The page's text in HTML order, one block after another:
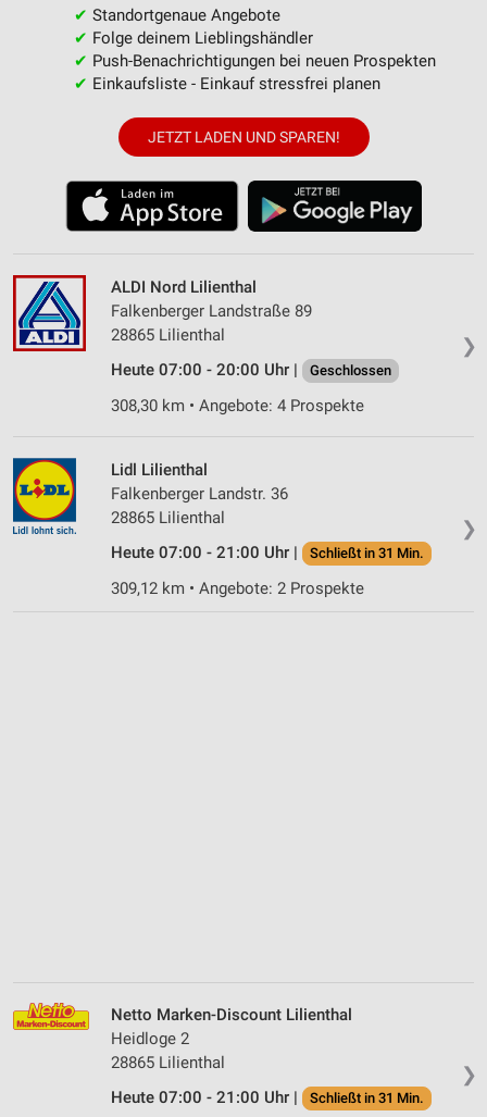
✔ Standortgenaue Angebote
✔ Folge deinem Lieblingshändler
✔ Push-Benachrichtigungen bei neuen Prospekten
✔ Einkaufsliste - Einkauf stressfrei planen
JETZT LADEN UND SPAREN!
❯
ALDI Nord Lilienthal
Falkenberger Landstraße 89
28865 Lilienthal
Heute 07:00 - 20:00 Uhr |
Geschlossen
308,30 km • Angebote: 4 Prospekte
❯
Lidl Lilienthal
Falkenberger Landstr. 36
28865 Lilienthal
Heute 07:00 - 21:00 Uhr |
Schließt in 31 Min.
309,12 km • Angebote: 2 Prospekte
❯
Netto Marken-Discount Lilienthal
Heidloge 2
28865 Lilienthal
Heute 07:00 - 21:00 Uhr |
Schließt in 31 Min.